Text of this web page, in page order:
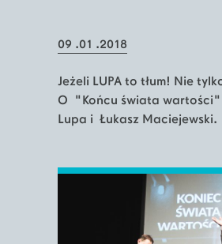
09 .01 .2018
Jeżeli LUPA to tłum! Nie
O "Końcu świata
Lupa i Łukasz Maciejewski.